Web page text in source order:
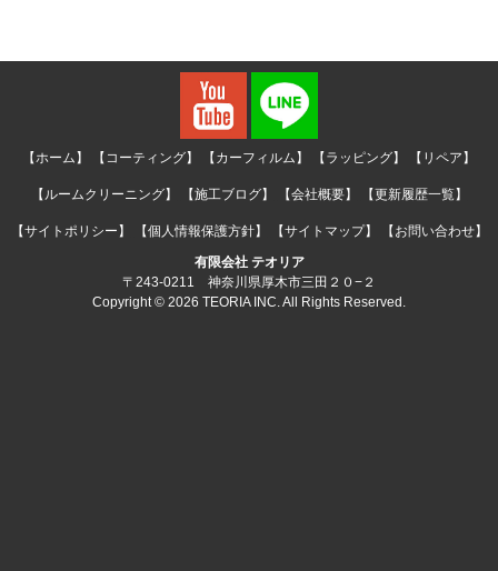
【ホーム】 【コーティング】 【カーフィルム】 【ラッピング】 【リペア】
【ルームクリーニング】 【施工ブログ】 【会社概要】 【更新履歴一覧】
【サイトポリシー】 【個人情報保護方針】 【サイトマップ】
【お問い合わせ】
有限会社 テオリア
〒243-0211 神奈川県厚木市三田２０−２
Copyright © 2026 TEORIA INC. All Rights Reserved.